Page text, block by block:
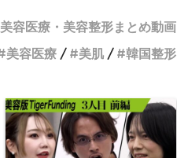
美容医療・美容整形まとめ動画
美容医療 美肌 韓国整形